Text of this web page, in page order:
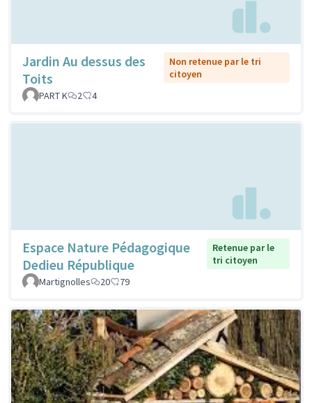
Jardin Au dessus des
Toits
Non retenue par le tri
citoyen
PART K
2 4
Espace Nature Pédagogique
Dedieu République
Retenue par le
tri citoyen
Martignolles
20 79